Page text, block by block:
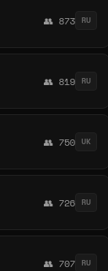
👥 873 RU
👥 819 RU
👥 750 UK
👥 726 RU
👥 707 RU